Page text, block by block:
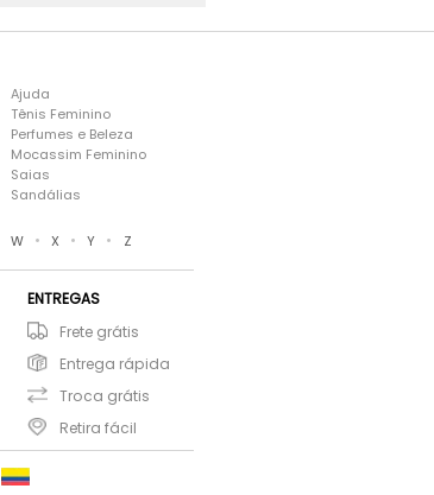
Ajuda
Tênis Feminino
Perfumes e Beleza
Mocassim Feminino
Saias
Sandálias
W • X • Y • Z
ENTREGAS
Frete grátis
Entrega rápida
Troca grátis
Retira fácil